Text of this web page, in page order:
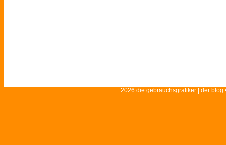
2026 die gebrauchsgrafiker | der blog